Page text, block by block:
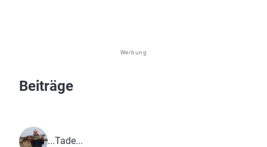
Werbung
Beiträge
...Tade...